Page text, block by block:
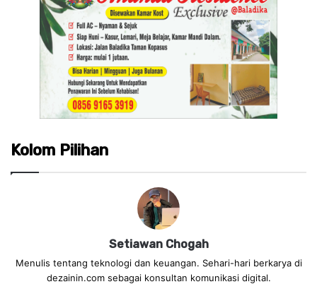
Kolom Pilihan
Setiawan Chogah
Menulis tentang teknologi dan keuangan. Sehari-hari berkarya di
dezainin.com sebagai konsultan komunikasi digital.